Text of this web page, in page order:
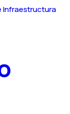
Infraestructura